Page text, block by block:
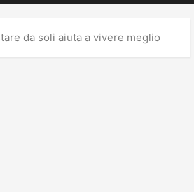
da soli aiuta a vivere meglio